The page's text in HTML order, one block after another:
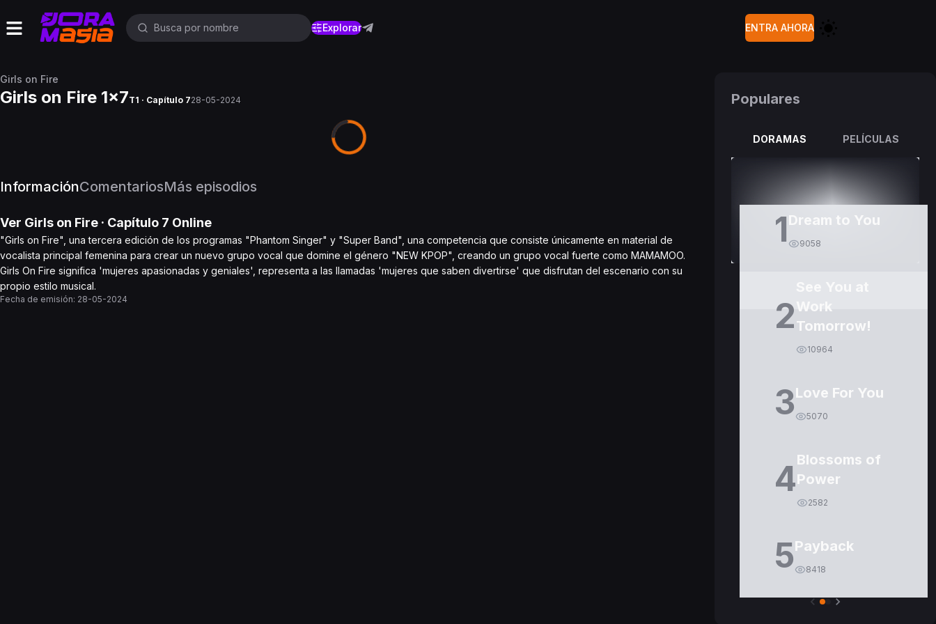
Explorar ENTRA AHORA
Girls on Fire
Girls on Fire 1x7T1 · Capítulo 728-05-2024
InformaciónComentariosMás episodios
Ver Girls on Fire · Capítulo 7 Online
"Girls on Fire", una tercera edición de los programas "Phantom Singer" y "Super Band", una competencia que consiste únicamente en material de
vocalista principal femenina para crear un nuevo grupo vocal que domine el género "NEW KPOP", creando un grupo vocal fuerte como MAMAMOO.
Girls On Fire significa 'mujeres apasionadas y geniales', representa a las llamadas 'mujeres que saben divertirse' que disfrutan del escenario con su
propio estilo musical.
Fecha de emisión: 28-05-2024
Populares
DORAMAS PELÍCULAS
1Dream to You
9058
2Work
Tomorrow!
10964
3Love For You
5070
4Blossoms of
Power
2582
5Payback
8418